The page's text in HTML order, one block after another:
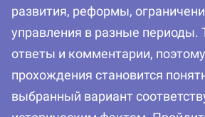
развития, реформы,
управления в разные периоды.
ответы и комментарии,
прохождения становится
выбранный вариант